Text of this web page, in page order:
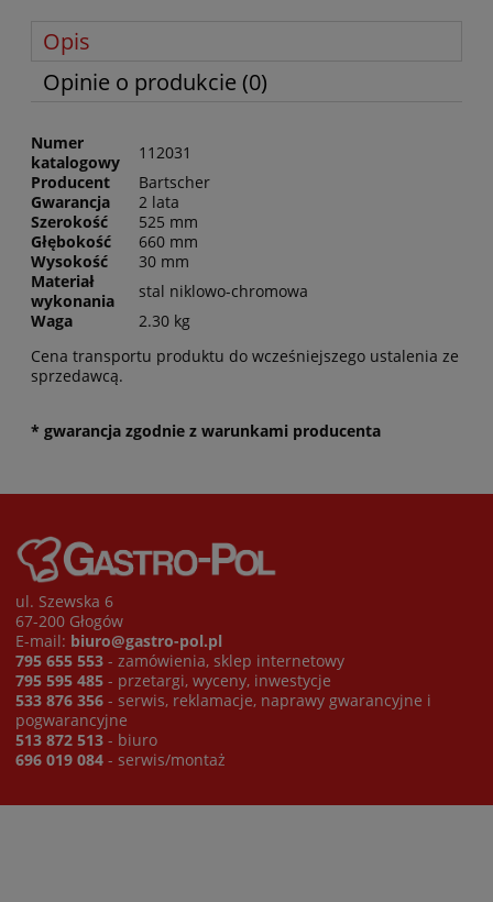
Opis
Opinie o produkcie (0)
Numer
katalogowy
112031
Producent
Bartscher
Gwarancja
2 lata
Szerokość
525 mm
Głębokość
660 mm
Wysokość
30 mm
Materiał
wykonania
stal niklowo-chromowa
Waga
2.30 kg
Cena transportu produktu do wcześniejszego ustalenia ze
sprzedawcą.
* gwarancja zgodnie z warunkami producenta
ul. Szewska 6
67-200 Głogów
E-mail: biuro@gastro-pol.pl
795 655 553 - zamówienia, sklep internetowy
795 595 485 - przetargi, wyceny, inwestycje
533 876 356 - serwis, reklamacje, naprawy gwarancyjne i
pogwarancyjne
513 872 513 - biuro
696 019 084 - serwis/montaż